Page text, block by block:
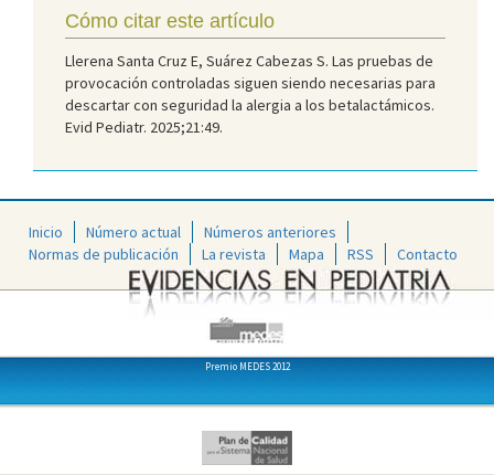
Cómo citar este artículo
Llerena Santa Cruz E, Suárez Cabezas S. Las pruebas de
provocación controladas siguen siendo necesarias para
descartar con seguridad la alergia a los betalactámicos.
Evid Pediatr. 2025;21:49.
Inicio Número actual
Números anteriores
Normas de publicación
La revista Mapa RSS Contacto
Premio MEDES 2012